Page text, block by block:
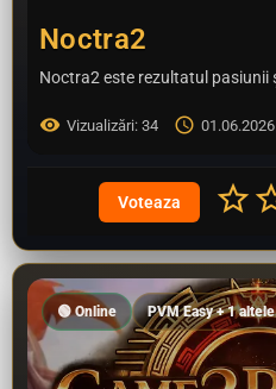
Noctra2
Vizualizări: 34 01.06.2026
🟢 Online PVM Easy + 1 altele